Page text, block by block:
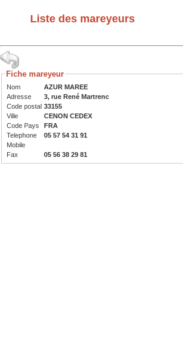
Liste des mareyeurs
Fiche mareyeur
Nom
AZUR MAREE
Adresse
3, rue René Martrenc
Code postal 33155
Ville
CENON CEDEX
Code Pays
FRA
Telephone
05 57 54 31 91
Mobile
Fax
05 56 38 29 81